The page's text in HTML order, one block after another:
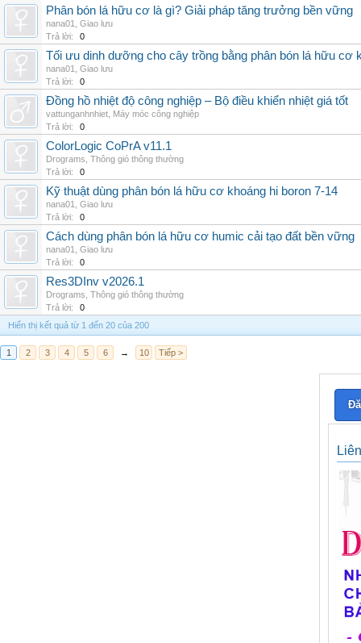
Phân bón lá hữu cơ là gì? Giải pháp tăng trưởng bền vững
nana01
Giao lưu
Trả lời:
0
Tối ưu dinh dưỡng cho cây trồng bằng phân bón lá hữu cơ
nana01
Giao lưu
Trả lời:
0
Đồng hồ nhiệt độ công nghiệp – Bộ điều khiển nhiệt giá tốt
vattunganhnhiet Máy móc công nghiệp
Trả lời:
0
ColorLogic CoPrA v11.1
Drograms Thông gió thông thường
Trả lời:
0
Kỹ thuật dùng phân bón lá hữu cơ khoáng hi boron 7-14
nana01
Giao lưu
Trả lời:
0
Cách dùng phân bón lá hữu cơ humic cải tạo đất bền vững
nana01
Giao lưu
Trả lời:
0
Res3DInv v2026.1
Drograms Thông gió thông thường
Trả lời:
0
Hiển thị kết quả từ 1 đến 20 của 200
1 2 3 4 5 6 → 10 Tiếp >